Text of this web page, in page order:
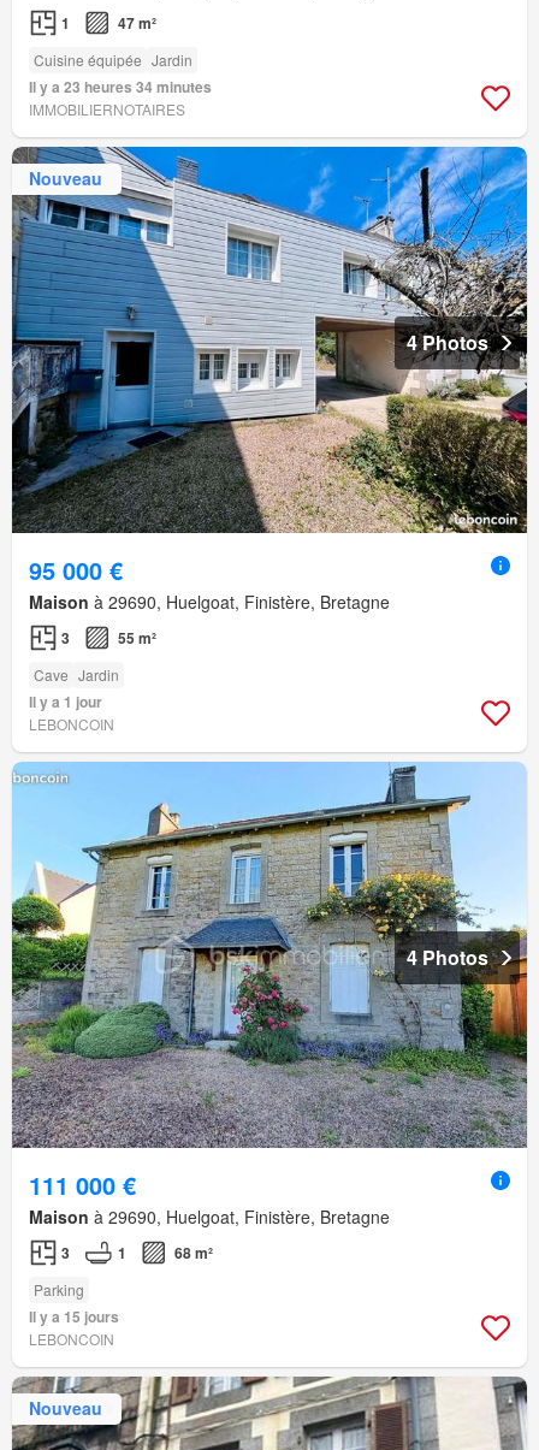
1 47 m²
Cuisine équipée Jardin
Il y a 23 heures 34 minutes
IMMOBILIERNOTAIRES
Nouveau
4 Photos
95 000 €
Maison à 29690, Huelgoat, Finistère, Bretagne
3 55 m²
Cave Jardin
Il y a 1 jour
LEBONCOIN
4 Photos
111 000 €
Maison à 29690, Huelgoat, Finistère, Bretagne
3 1 68 m²
Parking
Il y a 15 jours
LEBONCOIN
Nouveau